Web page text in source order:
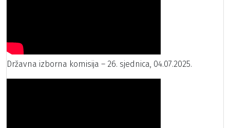
Državna izborna komisija – 26. sjednica, 04.07.2025.